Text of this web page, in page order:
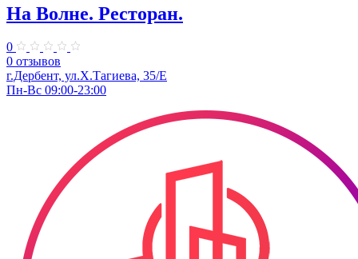
На Волне. Ресторан.
0
0 отзывов
г.Дербент, ул.Х.Тагиева, 35/Е
Пн-Вс 09:00-23:00